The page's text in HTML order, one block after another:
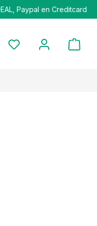
Paypal en Creditcard